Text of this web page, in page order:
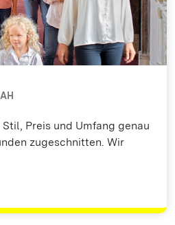
Preis und Umfang genau
zugeschnitten. Wir